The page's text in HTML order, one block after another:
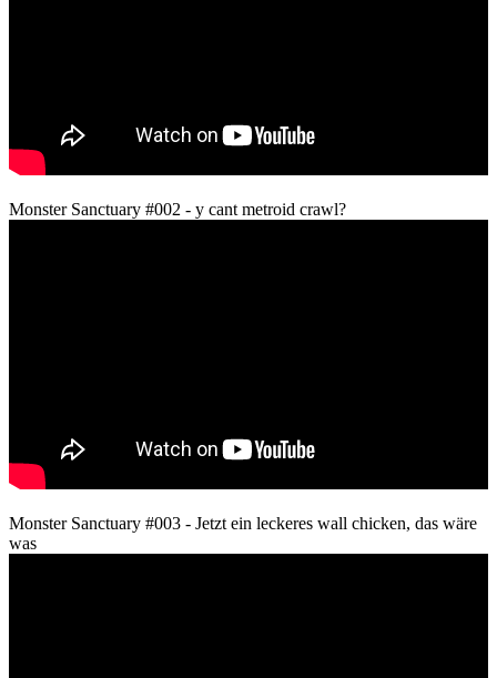
Monster Sanctuary #002 - y cant metroid crawl?
Monster Sanctuary #003 - Jetzt ein leckeres wall chicken, das wäre
was